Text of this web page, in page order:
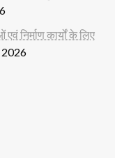
निर्माण कार्यों के लिए
2026